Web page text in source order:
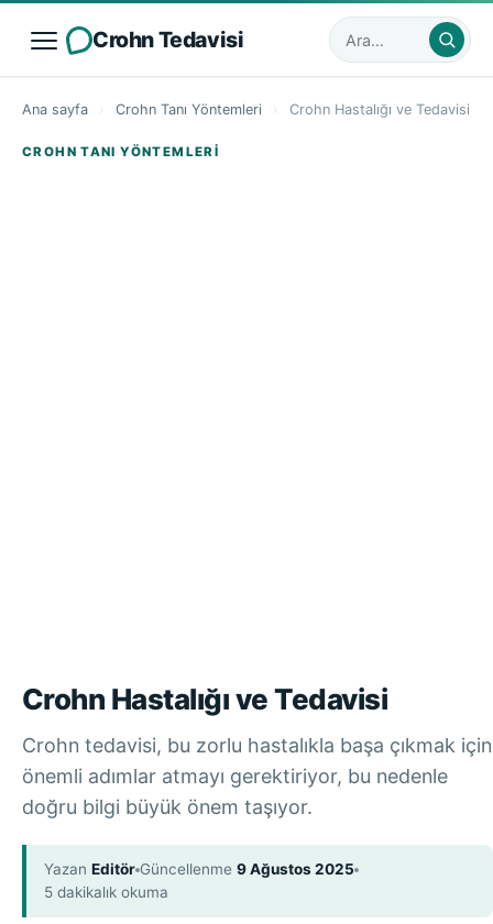
Crohn Tedavisi Sitede ara
Ana sayfa › Crohn Tanı Yöntemleri › Crohn Hastalığı ve Tedavisi
CROHN TANI YÖNTEMLERI
Crohn Hastalığı ve Tedavisi
Crohn tedavisi, bu zorlu hastalıkla başa çıkmak için
önemli adımlar atmayı gerektiriyor, bu nedenle
doğru bilgi büyük önem taşıyor.
Yazan Editör Güncellenme 9 Ağustos 2025
5 dakikalık okuma